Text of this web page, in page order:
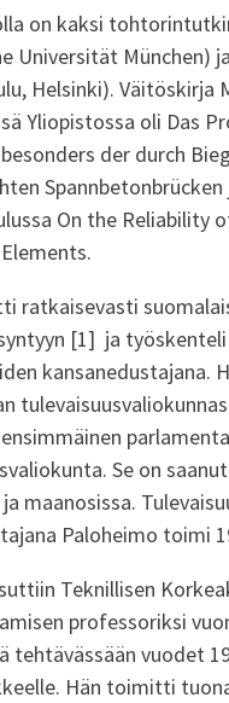
on kaksi
Universität München)
Helsinki). Väitöskirja
Yliopistossa oli Das
der durch
On the Reliability
ratkaisevasti
[1] ja työskenteli
kansanedustajana.
Se on
maanosissa.
Paloheimo toimi
Teknillisen
professoriksi
tehtävässään vuodet
Hän toimitti